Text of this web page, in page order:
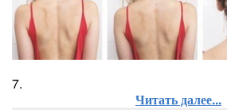
7.
Читать далее...